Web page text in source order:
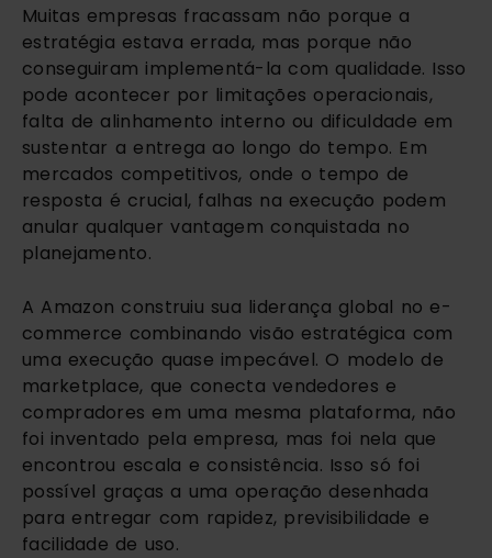
Muitas empresas fracassam não porque a
estratégia estava errada, mas porque não
conseguiram implementá-la com qualidade. Isso
pode acontecer por limitações operacionais,
falta de alinhamento interno ou dificuldade em
sustentar a entrega ao longo do tempo. Em
mercados competitivos, onde o tempo de
resposta é crucial, falhas na execução podem
anular qualquer vantagem conquistada no
planejamento.
A Amazon construiu sua liderança global no e-
commerce combinando visão estratégica com
uma execução quase impecável. O modelo de
marketplace, que conecta vendedores e
compradores em uma mesma plataforma, não
foi inventado pela empresa, mas foi nela que
encontrou escala e consistência. Isso só foi
possível graças a uma operação desenhada
para entregar com rapidez, previsibilidade e
facilidade de uso.